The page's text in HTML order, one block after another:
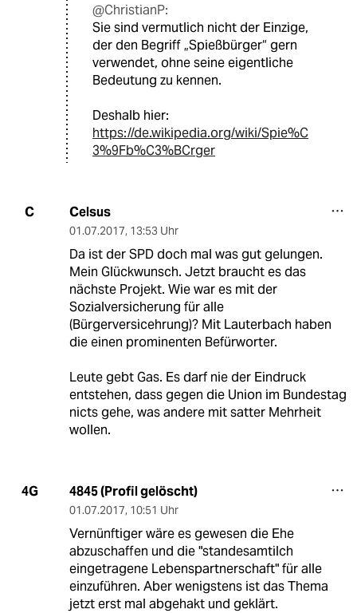
@ChristianP:
Sie sind vermutlich nicht der Einzige,
der den Begriff „Spießbürger“ gern
verwendet, ohne seine eigentliche
Bedeutung zu kennen.
Deshalb hier:
https://de.wikipedia.org/wiki/Spie%C
3%9Fb%C3%BCrger
C Celsus
01.07.2017, 13:53 Uhr
Da ist der SPD doch mal was gut gelungen.
Mein Glückwunsch. Jetzt braucht es das
nächste Projekt. Wie war es mit der
Sozialversicherung für alle
(Bürgerversicehrung)? Mit Lauterbach haben
die einen prominenten Befürworter.
Leute gebt Gas. Es darf nie der Eindruck
entstehen, dass gegen die Union im Bundestag
nicts gehe, was andere mit satter Mehrheit
wollen.
4G 4845 (Profil gelöscht)
01.07.2017, 10:51 Uhr
Vernünftiger wäre es gewesen die Ehe
abzuschaffen und die "standesamtilch
eingetragene Lebenspartnerschaft" für alle
einzuführen. Aber wenigstens ist das Thema
jetzt erst mal abgehakt und geklärt.